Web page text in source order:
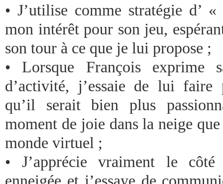
• J’utilise comme stratégie d’
mon intérêt pour son jeu,
son tour à ce que je lui propose ;
• Lorsque François exprime
d’activité, j’essaie de lui faire
qu’il serait bien plus
moment de joie dans la neige
monde virtuel ;
• J’apprécie vraiment le